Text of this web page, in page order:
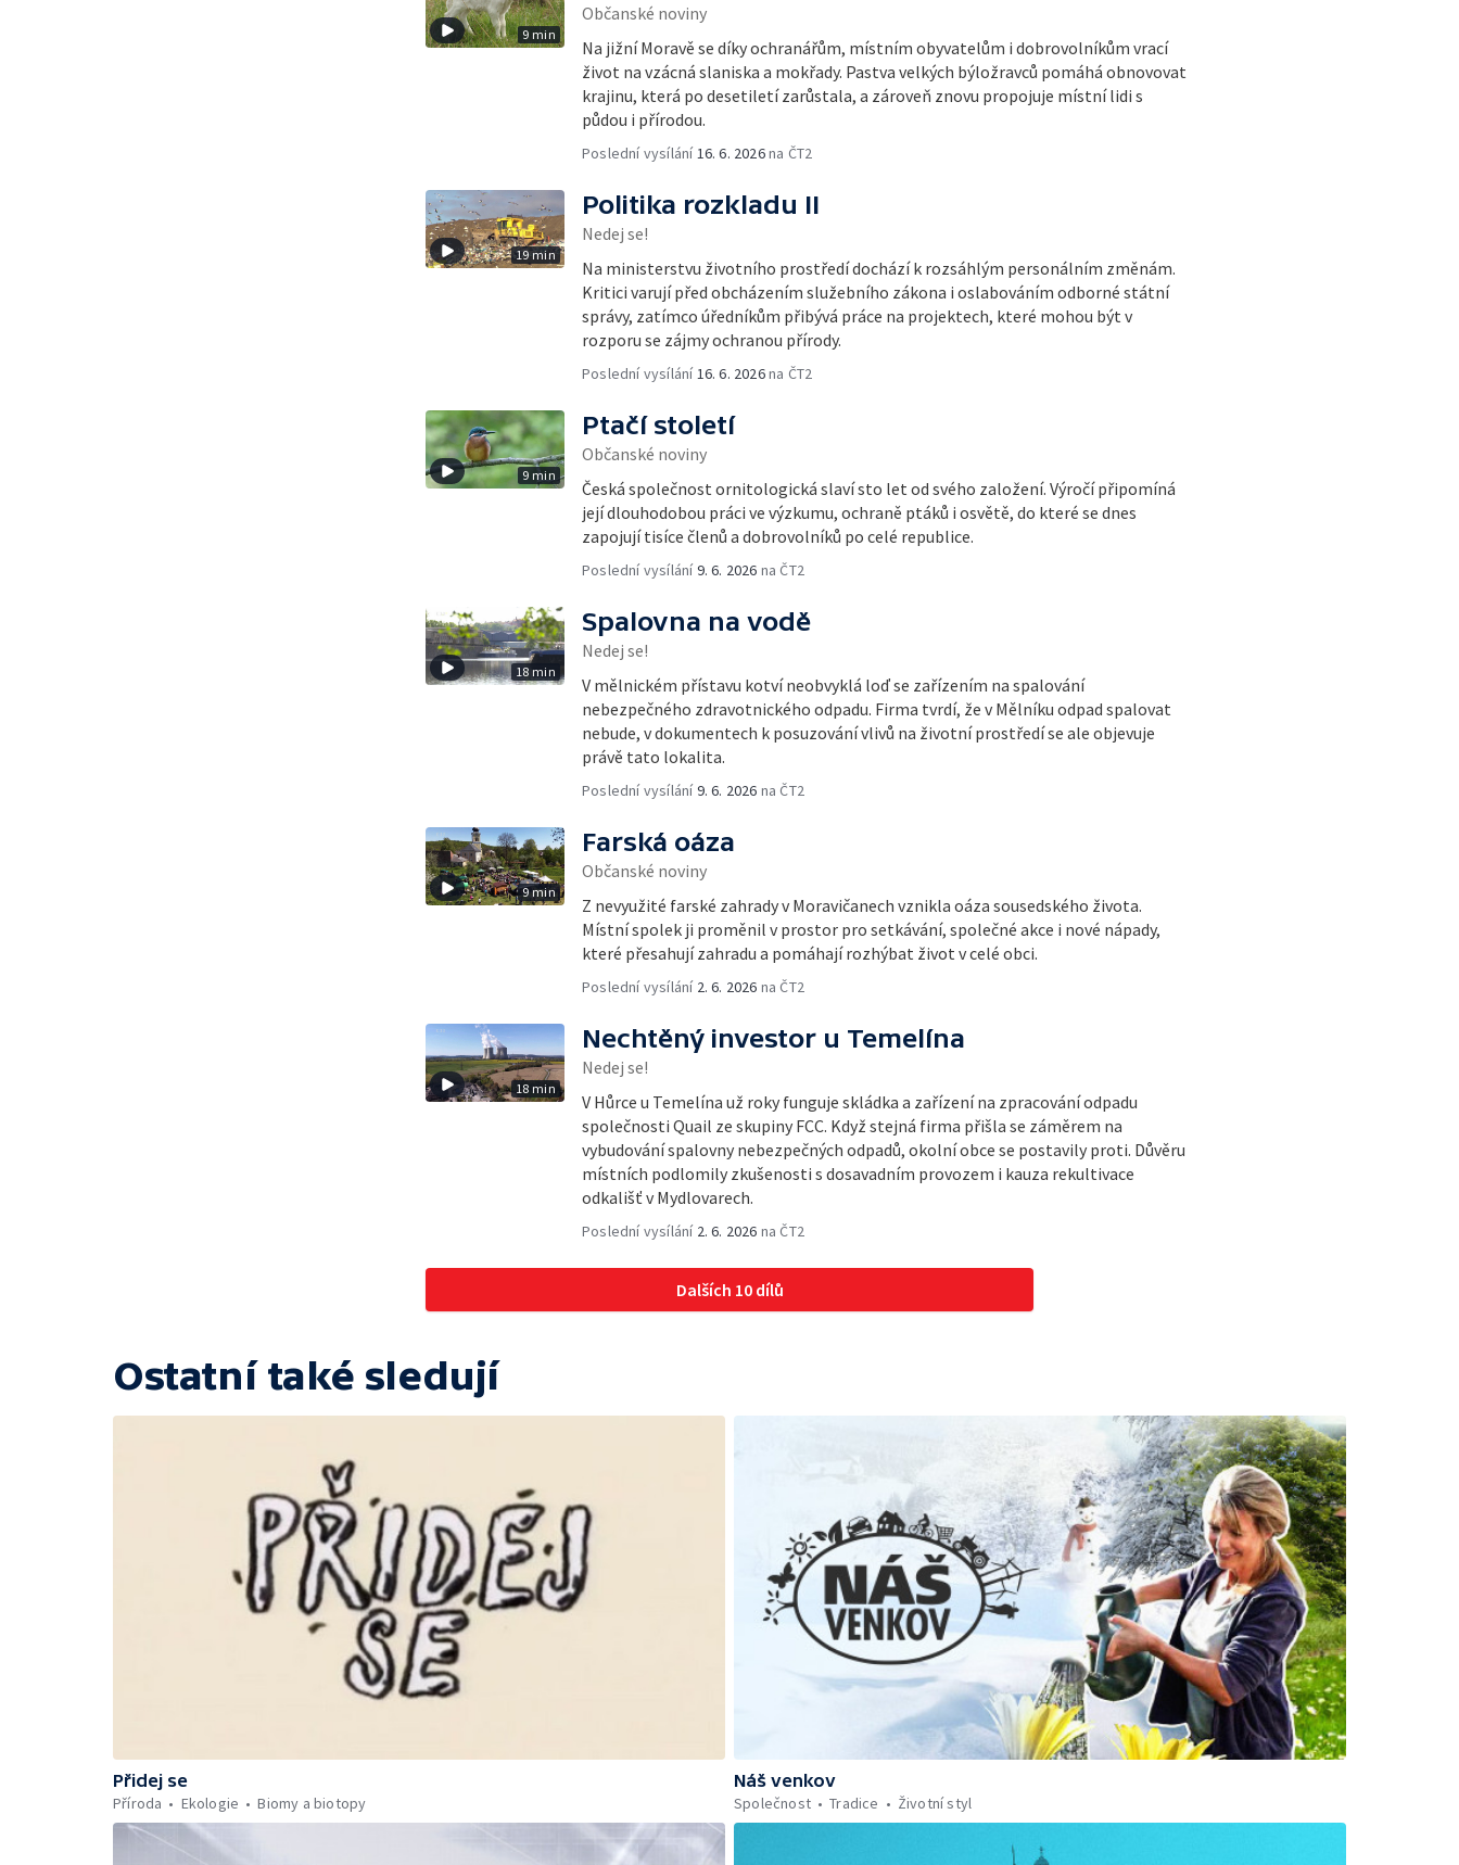
9 min
Občanské noviny
Na jižní Moravě se díky ochranářům, místním obyvatelům i dobrovolníkům vrací
život na vzácná slaniska a mokřady. Pastva velkých býložravců pomáhá obnovovat
krajinu, která po desetiletí zarůstala, a zároveň znovu propojuje místní lidi s
půdou i přírodou.
Poslední vysílání16. 6. 2026na ČT2
19 min
Politika rozkladu II
Nedej se!
Na ministerstvu životního prostředí dochází k rozsáhlým personálním změnám.
Kritici varují před obcházením služebního zákona i oslabováním odborné státní
správy, zatímco úředníkům přibývá práce na projektech, které mohou být v
rozporu se zájmy ochranou přírody.
Poslední vysílání16. 6. 2026na ČT2
9 min
Ptačí století
Občanské noviny
Česká společnost ornitologická slaví sto let od svého založení. Výročí připomíná
její dlouhodobou práci ve výzkumu, ochraně ptáků i osvětě, do které se dnes
zapojují tisíce členů a dobrovolníků po celé republice.
Poslední vysílání9. 6. 2026 na ČT2
18 min
Spalovna na vodě
Nedej se!
V mělnickém přístavu kotví neobvyklá loď se zařízením na spalování
nebezpečného zdravotnického odpadu. Firma tvrdí, že v Mělníku odpad spalovat
nebude, v dokumentech k posuzování vlivů na životní prostředí se ale objevuje
právě tato lokalita.
Poslední vysílání9. 6. 2026 na ČT2
9 min
Farská oáza
Občanské noviny
Z nevyužité farské zahrady v Moravičanech vznikla oáza sousedského života.
Místní spolek ji proměnil v prostor pro setkávání, společné akce i nové nápady,
které přesahují zahradu a pomáhají rozhýbat život v celé obci.
Poslední vysílání 2. 6. 2026 na ČT2
18 min
Nechtěný investor u Temelína
Nedej se!
V Hůrce u Temelína už roky funguje skládka a zařízení na zpracování odpadu
společnosti Quail ze skupiny FCC. Když stejná firma přišla se záměrem na
vybudování spalovny nebezpečných odpadů, okolní obce se postavily proti. Důvěru
místních podlomily zkušenosti s dosavadním provozem i kauza rekultivace
odkališť v Mydlovarech.
Poslední vysílání 2. 6. 2026 na ČT2
Dalších 10 dílů
Ostatní také sledují
Přidej se
Příroda
Ekologie Biomy a biotopy
Náš venkov
Společnost
Tradice Životní styl